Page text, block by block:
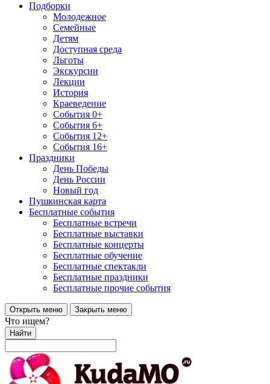
Подборки
Молодежное
Семейные
Детям
Доступная среда
Льготы
Экскурсии
Лекции
История
Краеведение
События 0+
События 6+
События 12+
События 16+
Праздники
День Победы
День России
Новый год
Пушкинская карта
Бесплатные события
Бесплатные встречи
Бесплатные выставки
Бесплатные концерты
Бесплатные обучение
Бесплатные спектакли
Бесплатные праздники
Бесплатные прочие события
Открыть меню Закрыть меню
Что ищем?
Найти